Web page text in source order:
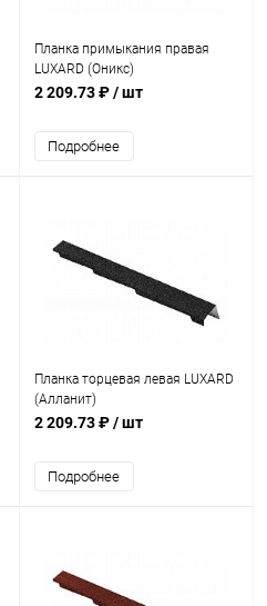
Планка примыкания правая
LUXARD (Оникс)
2 209.73 ₽/ шт
Подробнее
Планка торцевая левая LUXARD
(Алланит)
2 209.73 ₽/ шт
Подробнее